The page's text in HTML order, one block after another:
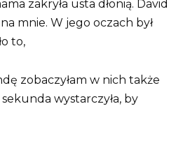
zakryła usta dłonią. David
na mnie. W jego oczach był
to,
zobaczyłam w nich także
wystarczyła, by